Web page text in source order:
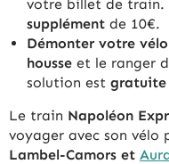
votre billet de train.
supplément de 10€.
Démonter votre vélo
housse et le ranger
solution est gratuite
Le train Napoléon
voyager avec son
Lambel-Camors et